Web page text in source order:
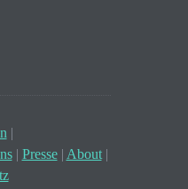
|
| Presse| About|